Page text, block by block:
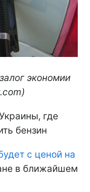
экономии
где
бензин
с ценой на
в ближайшем